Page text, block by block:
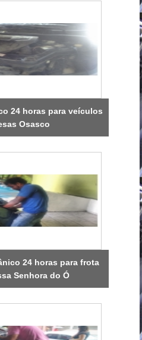
24 horas para veículos
Osasco
24 horas para frota
Senhora do Ó